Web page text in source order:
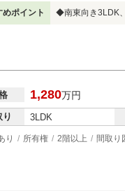
めポイント ◆南東向き3LDK
1,280万円
り 3LDK
り 所有権 2階以上 間取り